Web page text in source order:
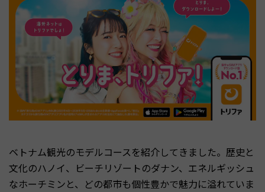
ベトナム観光のモデルコースを紹介してきました。歴史と
文化のハノイ、ビーチリゾートのダナン、エネルギッシュ
なホーチミンと、どの都市も個性豊かで魅力に溢れていま